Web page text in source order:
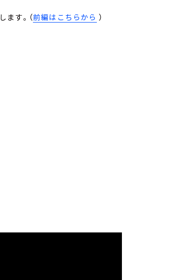
ます。（前編はこちらから ）